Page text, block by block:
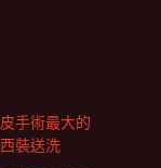
手術最大的
裝送洗